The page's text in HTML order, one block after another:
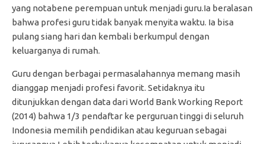
yang notabene perempuan untuk menjadi guru.Ia beralasan
bahwa profesi guru tidak banyak menyita waktu. Ia bisa
pulang siang hari dan kembali berkumpul dengan
keluarganya di rumah.
Guru dengan berbagai permasalahannya memang masih
dianggap menjadi profesi favorit. Setidaknya itu
ditunjukkan dengan data dari World Bank Working Report
(2014) bahwa 1/3 pendaftar ke perguruan tinggi di seluruh
Indonesia memilih pendidikan atau keguruan sebagai